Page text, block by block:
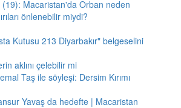
(19): Macaristan'da Orban neden
önlenebilir miydi?
Kutusu 213 Diyarbakır" belgeselini
aklını çelebilir mi
Taş ile söyleşi: Dersim Kırımı
Yavaş da hedefte | Macaristan